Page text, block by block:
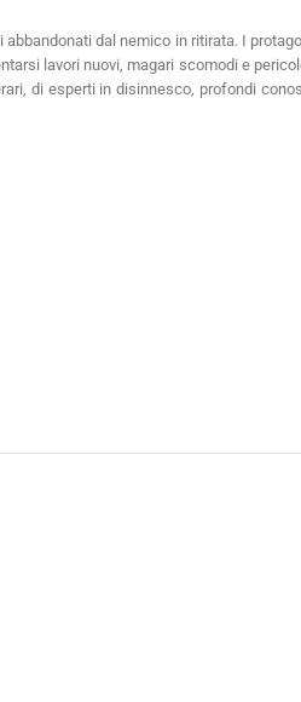
dal nemico in ritirata. I
lavori nuovi, magari scomodi e
di esperti in disinnesco, profondi